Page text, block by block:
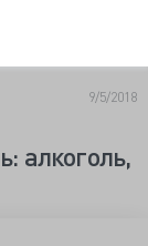
9/5/2018
алкоголь,